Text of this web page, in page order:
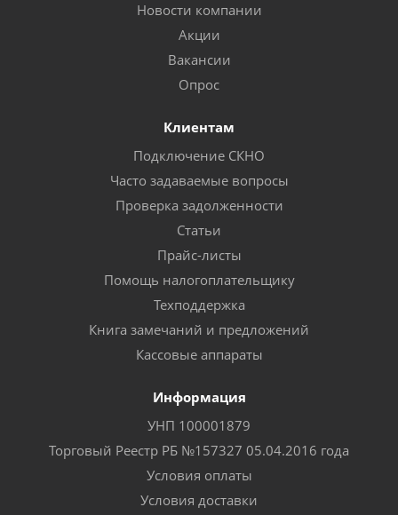
Новости компании
Акции
Вакансии
Опрос
Клиентам
Подключение СКНО
Часто задаваемые вопросы
Проверка задолженности
Статьи
Прайс-листы
Помощь налогоплательщику
Техподдержка
Книга замечаний и предложений
Кассовые аппараты
Информация
УНП 100001879
Торговый Реестр РБ №157327 05.04.2016 года
Условия оплаты
Условия доставки